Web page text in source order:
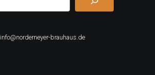
info@norderneyer-brauhaus.de